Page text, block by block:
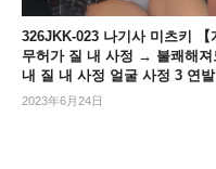
326JKK-023 나기사 미츠키 【
무허가 질 내 사정 → 불쾌해
내 질 내 사정 얼굴 사정 3 연
2023年6月24日